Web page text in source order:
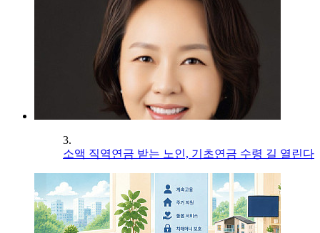
3.
소액 직역연금 받는 노인, 기초연금 수령 길 열린다